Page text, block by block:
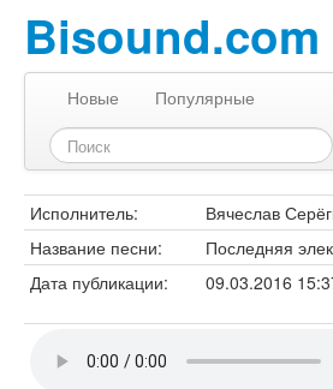
Bisound.com
Новые Популярные
Исполнитель:
Вячеслав
Название песни:
Последняя
Дата публикации:
09.03.2016